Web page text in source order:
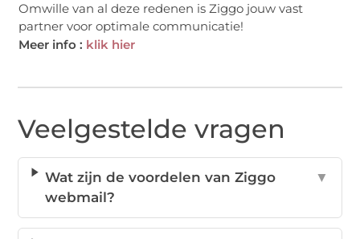
Omwille van al deze redenen is Ziggo jouw vast
partner voor optimale communicatie!
Meer info : klik hier
Veelgestelde vragen
Wat zijn de voordelen van Ziggo
webmail?
▼